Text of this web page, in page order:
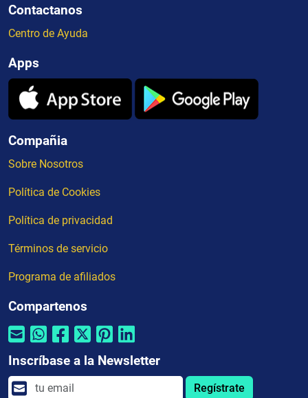
Contactanos
Centro de Ayuda
Apps
Compañia
Sobre Nosotros
Política de Cookies
Política de privacidad
Términos de servicio
Programa de afiliados
Compartenos
Inscríbase a la Newsletter
Regístrate